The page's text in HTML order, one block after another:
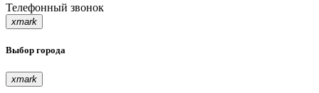
Телефонный звонок
xmark
Выбор города
xmark